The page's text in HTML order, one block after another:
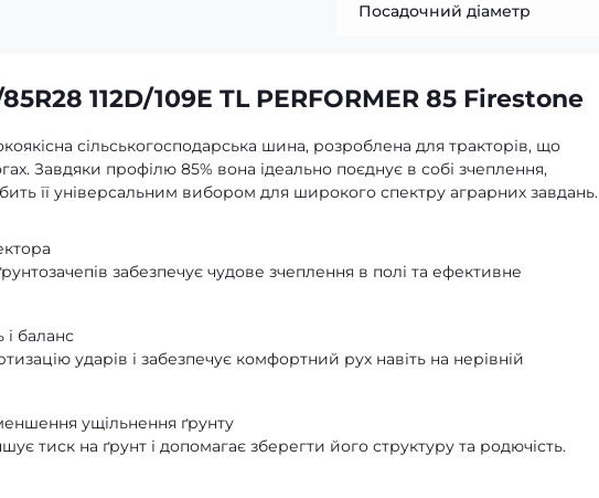
Посадочний діаметр
112D/109E TL PERFORMER 85 Firestone
сільськогосподарська шина, розроблена для тракторів, що
Завдяки профілю 85% вона ідеально поєднує в собі зчеплення,
її універсальним вибором для широкого спектру аграрних завдань.
забезпечує чудове зчеплення в полі та ефективне
і баланс
ударів і забезпечує комфортний рух навіть на нерівній
ущільнення ґрунту
тиск на ґрунт і допомагає зберегти його структуру та родючість.